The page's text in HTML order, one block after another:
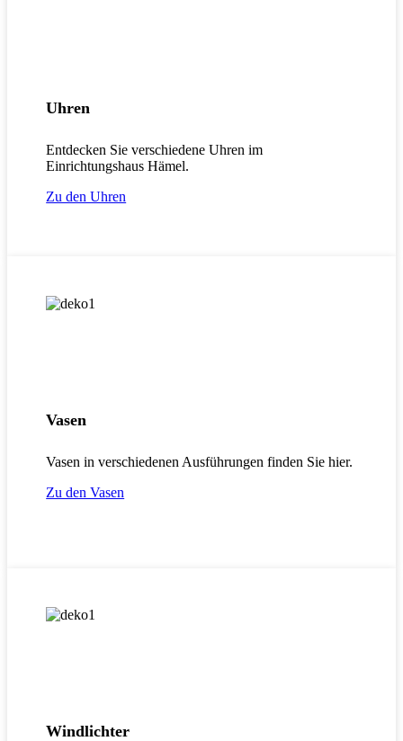
Uhren
Entdecken Sie verschiedene Uhren im
Einrichtungshaus Hämel.
Zu den Uhren
Vasen
Vasen in verschiedenen Ausführungen finden Sie hier.
Zu den Vasen
Windlichter